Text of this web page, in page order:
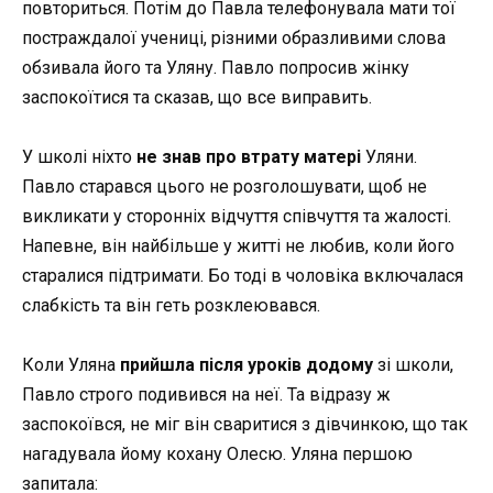
повториться. Потім до Павла телефонувала мати тої
постраждалої учениці, різними образливими слова
обзивала його та Уляну. Павло попросив жінку
заспокоїтися та сказав, що все виправить.
У школі ніхто не знав про втрату матері Уляни.
Павло старався цього не розголошувати, щоб не
викликати у сторонніх відчуття співчуття та жалості.
Напевне, він найбільше у житті не любив, коли його
старалися підтримати. Бо тоді в чоловіка включалася
слабкість та він геть розклеювався.
Коли Уляна прийшла після уроків додому зі школи,
Павло строго подивився на неї. Та відразу ж
заспокоївся, не міг він сваритися з дівчинкою, що так
нагадувала йому кохану Олесю. Уляна першою
запитала: